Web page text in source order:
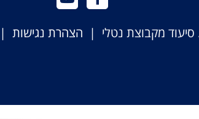
מקבוצת נטלי | הצהרת נגישות